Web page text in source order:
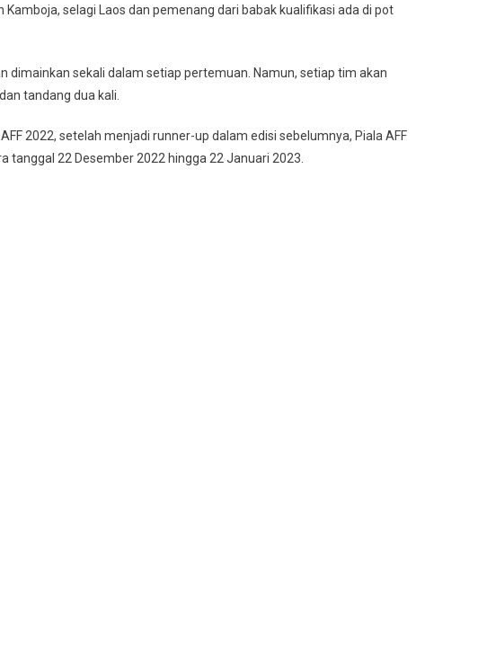
selagi Laos dan pemenang dari babak kualifikasi ada di pot
dimainkan sekali dalam setiap pertemuan. Namun, setiap tim akan
tandang dua kali.
2022, setelah menjadi runner-up dalam edisi sebelumnya, Piala AFF
tanggal 22 Desember 2022 hingga 22 Januari 2023.